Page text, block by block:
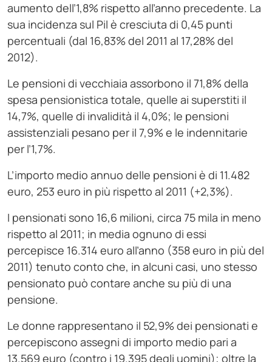
aumento dell’1,8% rispetto all’anno precedente. La
sua incidenza sul Pil è cresciuta di 0,45 punti
percentuali (dal 16,83% del 2011 al 17,28% del
2012).
Le pensioni di vecchiaia assorbono il 71,8% della
spesa pensionistica totale, quelle ai superstiti il
14,7%, quelle di invalidità il 4,0%; le pensioni
assistenziali pesano per il 7,9% e le indennitarie
per l’1,7%.
L’importo medio annuo delle pensioni è di 11.482
euro, 253 euro in più rispetto al 2011 (+2,3%).
I pensionati sono 16,6 milioni, circa 75 mila in meno
rispetto al 2011; in media ognuno di essi
percepisce 16.314 euro all’anno (358 euro in più del
2011) tenuto conto che, in alcuni casi, uno stesso
pensionato può contare anche su più di una
pensione.
Le donne rappresentano il 52,9% dei pensionati e
percepiscono assegni di importo medio pari a
13.569 euro (contro i 19.395 degli uomini); oltre la